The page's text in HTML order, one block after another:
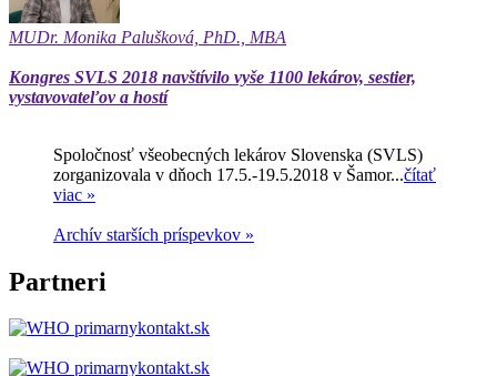
MUDr. Monika Palušková, PhD., MBA
Kongres SVLS 2018 navštívilo vyše 1100 lekárov, sestier,
vystavovateľov a hostí
Spoločnosť všeobecných lekárov Slovenska (SVLS)
zorganizovala v dňoch 17.5.-19.5.2018 v Šamor...čítať
viac »
Archív starších príspevkov »
Partneri